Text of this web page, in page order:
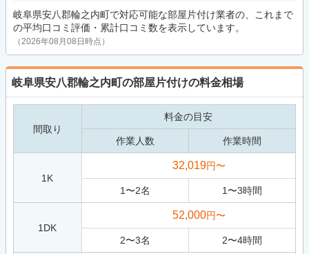
岐阜県安八郡輪之内町で対応可能な部屋片付け業者の、これまで
の平均口コミ評価・累計口コミ数を表示しています。
（2026年08月08日時点）
岐阜県安八郡輪之内町の部屋片付けの料金相場
間取り
料金の目安
作業人数 作業時間
1K
32,019円〜
1〜2名 1〜3時間
1DK
52,000円〜
2〜3名 2〜4時間